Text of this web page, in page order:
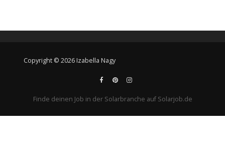
Copyright © 2026 Izabella Nagy
Finde deinen Job in der Solarbranche auf Solarjob.de